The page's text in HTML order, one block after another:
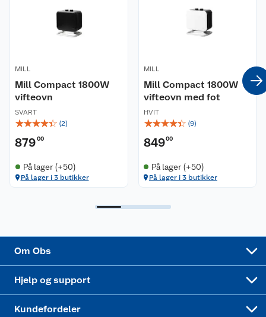
MILL
Mill Compact 1800W
vifteovn
SVART
☆☆☆☆☆ (2)
87900
På lager (+50)
På lager i 3 butikker
MILL
Mill Compact 1800W
vifteovn med fot
HVIT
☆☆☆☆☆ (9)
84900
På lager (+50)
På lager i 3 butikker
Om Obs
Våre butikker
Coop kjeder
Ledige stillinger
Bærekraft
Hjelp og support
Reklamasjon og garanti
Betalingsalternativer
Leveringsalternativer
Pakkesporing
Kjøpsvilkår
Kundefordeler
Åpent kjøp
Coop medlem
Klikk og hent
Festdrakter til hele familien
Hagemøbler og utemøbler